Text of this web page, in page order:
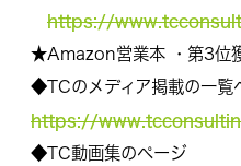
https://
★Amazon営業本 ・第3位
◆TCのメディア掲載の一
https://
◆TC動画集のページ